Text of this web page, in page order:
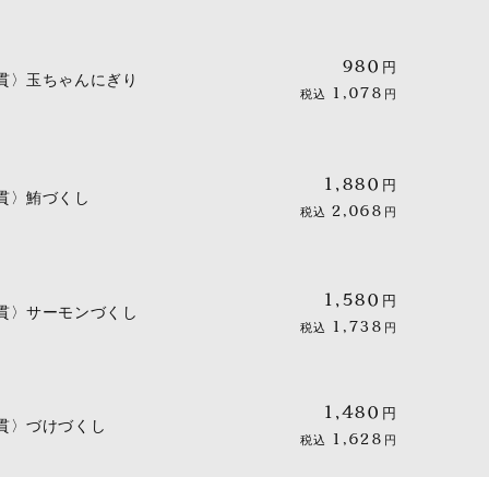
〉玉ちゃんにぎり
980 円
税込 1,078 円
〉鮪づくし
1,880 円
税込 2,068 円
〉サーモンづくし
1,580 円
税込 1,738 円
〉づけづくし
1,480 円
税込 1,628 円